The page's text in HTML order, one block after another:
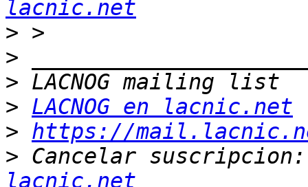
lacnic.net
>
>
>
> LACNOG en lacnic.net
> https://
> Cancelar
lacnic.net